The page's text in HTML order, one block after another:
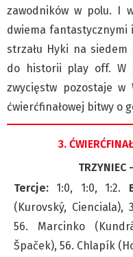
zawodników w polu. I
dwiema fantastycznymi
strzału Hyki na
do historii play off. W
zwycięstw pozostaje w
ćwierćfinałowej bitwy o
3.
TRZYNIEC
Tercje: 1:0, 1:0, 1:2.
(Kurovský, Cienciala),
56. Marcinko
Špaček), 56. Chlapík